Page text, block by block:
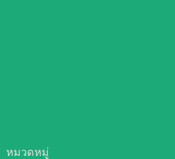
หมวดหมู่